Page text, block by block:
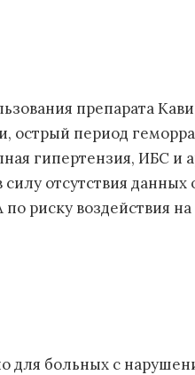
препарата
острый период
гипертензия, ИБС и
отсутствия данных
риску воздействия
для больных с